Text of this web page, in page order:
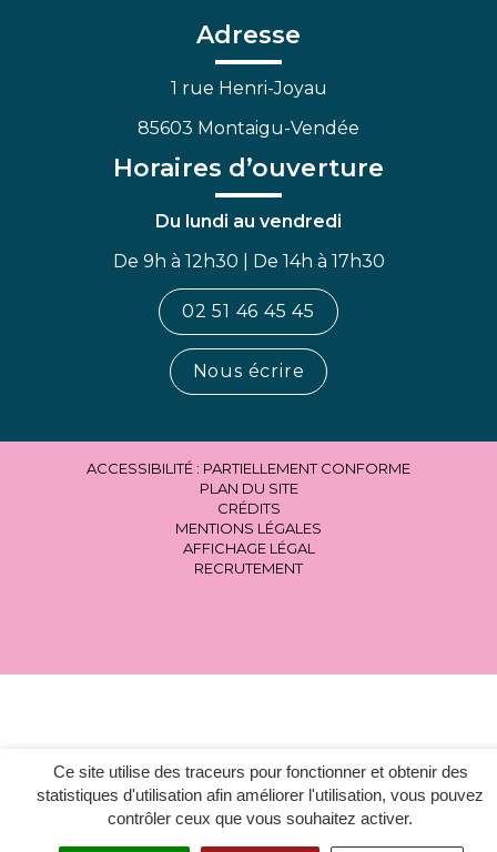
Ce site utilise des traceurs pour fonctionner et obtenir des
statistiques d'utilisation afin améliorer l'utilisation, vous pouvez
contrôler ceux que vous souhaitez activer.
Facebook
Adresse
1 rue Henri-Joyau
85603 Montaigu-Vendée
Horaires d’ouverture
Du lundi au vendredi
De 9h à 12h30 | De 14h à 17h30
02 51 46 45 45
Nous écrire
ACCESSIBILITÉ : PARTIELLEMENT CONFORME
PLAN DU SITE
CRÉDITS
MENTIONS LÉGALES
AFFICHAGE LÉGAL
RECRUTEMENT